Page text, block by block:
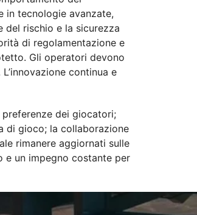
in tecnologie avanzate,
del rischio e la sicurezza
di regolamentazione e
Gli operatori devono
continua e
dei giocatori;
di gioco; la collaborazione
rimanere aggiornati sulle
e un impegno costante per